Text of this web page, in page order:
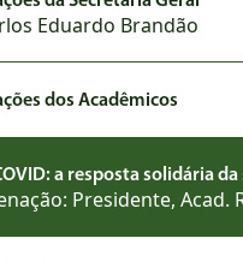
Eduardo Brandão
dos Acadêmicos
a resposta solidária da
Presidente, Acad.